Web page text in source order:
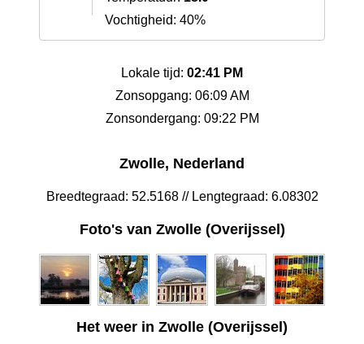
Vochtigheid: 40%
Lokale tijd: 02:41 PM
Zonsopgang: 06:09 AM
Zonsondergang: 09:22 PM
Zwolle, Nederland
Breedtegraad: 52.5168 // Lengtegraad: 6.08302
Foto's van Zwolle (Overijssel)
Het weer in Zwolle (Overijssel)